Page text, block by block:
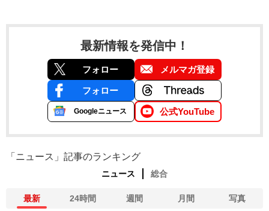
最新情報を発信中！
フォロー メルマガ登録
フォロー
Googleニュース 公式YouTube
「ニュース」記事のランキング
ニュース 総合
最新 24時間 週間 月間 写真